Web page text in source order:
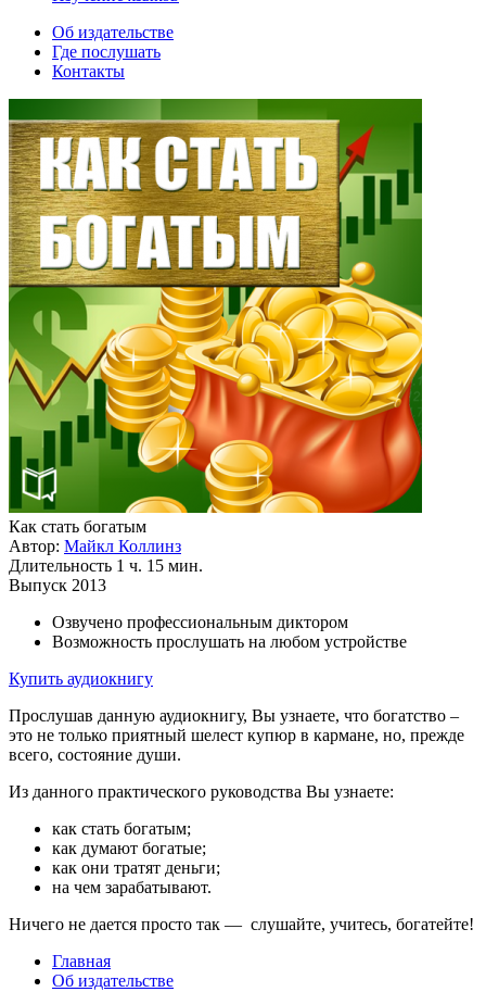
Об издательстве
Где послушать
Контакты
Как стать богатым
Автор: Майкл Коллинз
Длительность 1 ч. 15 мин.
Выпуск 2013
Озвучено профессиональным диктором
Возможность прослушать на любом устройстве
Купить аудиокнигу
Прослушав данную аудиокнигу, Вы узнаете, что богатство –
это не только приятный шелест купюр в кармане, но, прежде
всего, состояние души.
Из данного практического руководства Вы узнаете:
как стать богатым;
как думают богатые;
как они тратят деньги;
на чем зарабатывают.
Ничего не дается просто так — слушайте, учитесь, богатейте!
Главная
Об издательстве